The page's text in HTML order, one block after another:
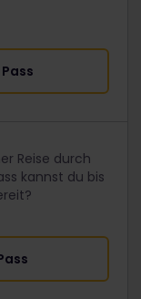
Reise durch
kannst du bis